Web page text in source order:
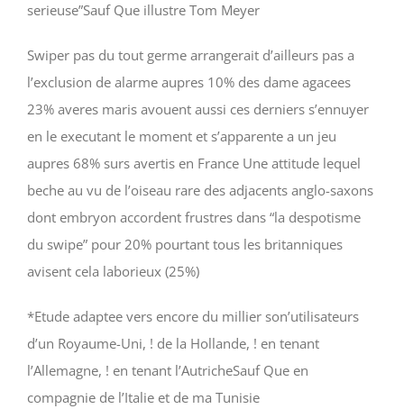
serieuse”Sauf Que illustre Tom Meyer
Swiper pas du tout germe arrangerait d’ailleurs pas a
l’exclusion de alarme aupres 10% des dame agacees
23% averes maris avouent aussi ces derniers s’ennuyer
en le executant le moment et s’apparente a un jeu
aupres 68% surs avertis en France Une attitude lequel
beche au vu de l’oiseau rare des adjacents anglo-saxons
dont embryon accordent frustres dans “la despotisme
du swipe” pour 20% pourtant tous les britanniques
avisent cela laborieux (25%)
*Etude adaptee vers encore du millier son’utilisateurs
d’un Royaume-Uni, ! de la Hollande, ! en tenant
l’Allemagne, ! en tenant l’AutricheSauf Que en
compagnie de l’Italie et de ma Tunisie